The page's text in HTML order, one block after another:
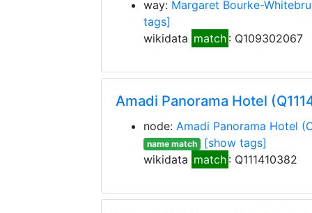
way: Margaret Bourke-
tags]
wikidata match : Q109302067
Amadi Panorama Hotel
node: Amadi Panorama Hotel
name match
[show tags]
wikidata match : Q111410382